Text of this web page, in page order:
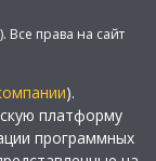
права на сайт
).
платформу
программных